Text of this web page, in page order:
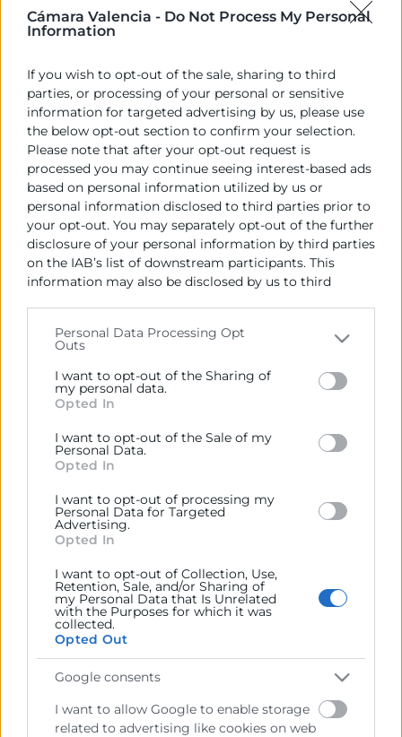
Cámara Valencia - Do Not Process My Personal
Information
If you wish to opt-out of the sale, sharing to third
parties, or processing of your personal or sensitive
information for targeted advertising by us, please use
the below opt-out section to confirm your selection.
Please note that after your opt-out request is
processed you may continue seeing interest-based ads
based on personal information utilized by us or
personal information disclosed to third parties prior to
your opt-out. You may separately opt-out of the further
disclosure of your personal information by third parties
on the IAB’s list of downstream participants. This
information may also be disclosed by us to third
Please note that this website/app uses one or more
Google services and may gather and store information
including but not limited to your visit or usage
behaviour. You may click to grant or deny consent to
below specified purposes in below Google consent
section.
Personal Data Processing Opt
Outs
I want to opt-out of the Sharing of
my personal data.
Opted In
I want to opt-out of the Sale of my
Personal Data.
Opted In
I want to opt-out of processing my
Personal Data for Targeted
Advertising.
Opted In
I want to opt-out of Collection, Use,
Retention, Sale, and/or Sharing of
my Personal Data that Is Unrelated
with the Purposes for which it was
collected.
Opted Out
Google consents
I want to allow Google to enable storage
related to advertising like cookies on web
FASE I 42.114,15 €
FASE II 22.598,31 €
Empresa adjudicatoria:
Lote 1: ERDI INTEGRAL SL
Lote 2: ELECNOR SA
Fecha de formalización del contrato:
26/02/2021
Plazo en el que debe procederse a la
formalización del contrato:
15 días desde la comunicación de la adjudicación
Cámara València es una corporación de derecho público,
Prestar servicios a las empresas.
generales del comercio, la industria y la navegación.
Ejercitar las competencias de carácter público
previstas en la Ley, o que puedan encomendar y
delegar las Administraciones Públicas.
Contacto